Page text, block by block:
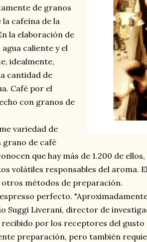
de granos
cafeína de la
la elaboración de
caliente y el
idealmente,
cantidad de
Café por el
con granos de
variedad de
grano de café
que hay más de 1.200 de ellos,
volátiles responsables del aroma.
otros métodos de preparación.
perfecto.
Suggi Liverani, director de
por los receptores del gusto
preparación, pero también